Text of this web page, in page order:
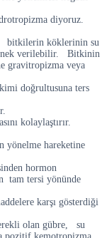
diyoruz.
bitkilerin köklerinin su
verilebilir. Bitkinin
gravitropizma veya
doğrultusuna ters
kolaylaştırır.
yönelme hareketine
hormon
tam tersi yönünde
karşı gösterdiği
olan gübre, su